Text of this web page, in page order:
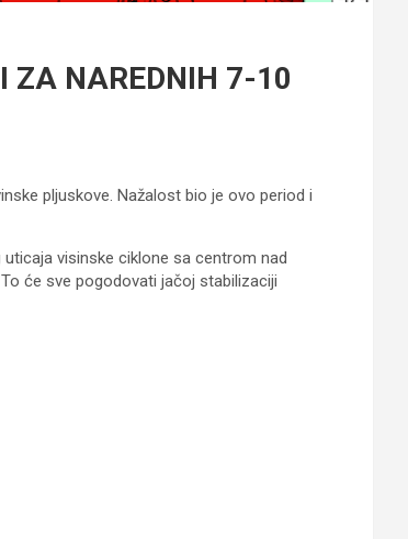
ZA NAREDNIH 7-10
pljuskove. Nažalost bio je ovo period i
visinske ciklone sa centrom nad
će sve pogodovati jačoj stabilizaciji